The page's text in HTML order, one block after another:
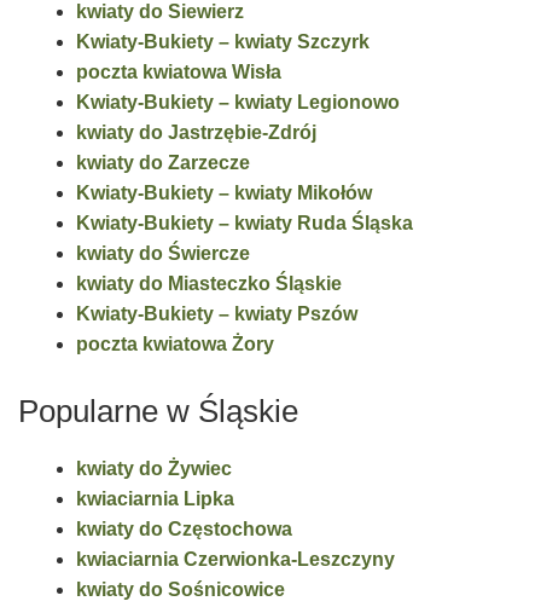
kwiaty do Siewierz
Kwiaty-Bukiety – kwiaty Szczyrk
poczta kwiatowa Wisła
Kwiaty-Bukiety – kwiaty Legionowo
kwiaty do Jastrzębie-Zdrój
kwiaty do Zarzecze
Kwiaty-Bukiety – kwiaty Mikołów
Kwiaty-Bukiety – kwiaty Ruda Śląska
kwiaty do Świercze
kwiaty do Miasteczko Śląskie
Kwiaty-Bukiety – kwiaty Pszów
poczta kwiatowa Żory
Popularne w Śląskie
kwiaty do Żywiec
kwiaciarnia Lipka
kwiaty do Częstochowa
kwiaciarnia Czerwionka-Leszczyny
kwiaty do Sośnicowice